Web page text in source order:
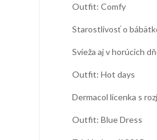
Outfit: Comfy
Starostlivosť o
Svieža aj v horúcich
Outfit: Hot days
Dermacol lícenka s
Outfit: Blue Dress